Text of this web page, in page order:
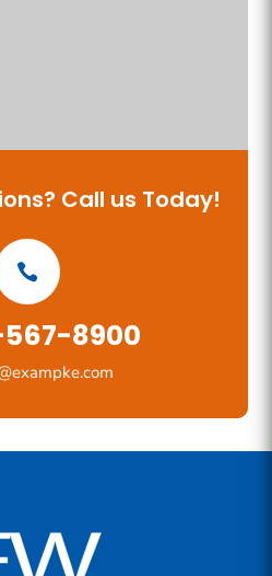
Call us Today!
8900